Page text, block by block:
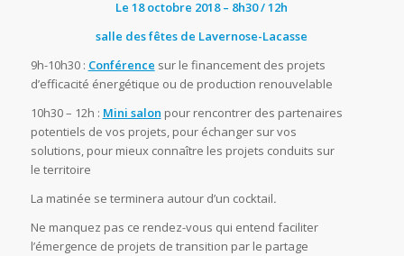
Le 18 octobre 2018 – 8h30 / 12h
salle des fêtes de Lavernose-Lacasse
9h-10h30 : Conférence sur le financement des projets
d’efficacité énergétique ou de production renouvelable
10h30 – 12h : Mini salon pour rencontrer des partenaires
potentiels de vos projets, pour échanger sur vos
solutions, pour mieux connaître les projets conduits sur
le territoire
La matinée se terminera autour d’un cocktail.
Ne manquez pas ce rendez-vous qui entend faciliter
l’émergence de projets de transition par le partage